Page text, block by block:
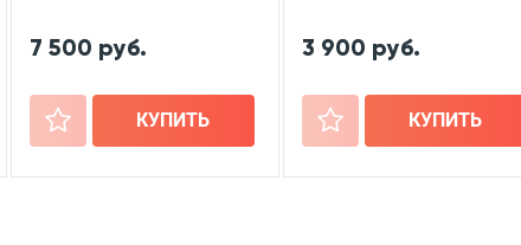
7 500 руб.
+ КУПИТЬ
3 900 руб.
+ КУПИТЬ